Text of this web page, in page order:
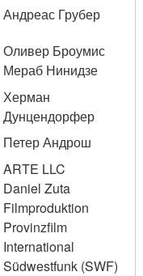
Андреас Грубер
Оливер Броумис
Мераб Нинидзе
Херман
Дунцендорфер
Петер Андрош
ARTE LLC
Daniel Zuta
Filmproduktion
Provinzfilm
International
Südwestfunk (SWF)